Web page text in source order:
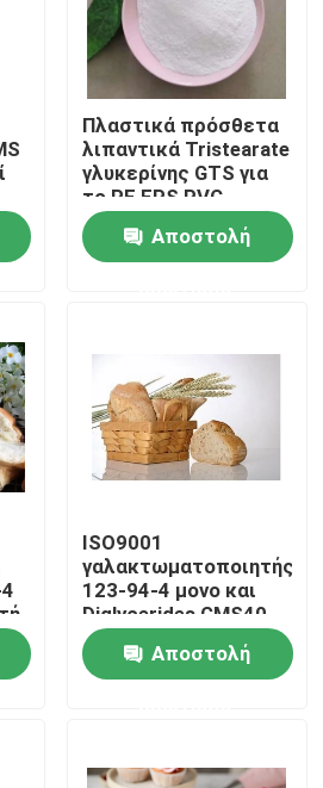
μας
Πλαστικά πρόσθετα
λιπαντικά Tristearate
γλυκερίνης GTS για
το PE EPS PVC
Αποστολή
ISO9001
γαλακτωματοποιητής
123-94-4 μονο και
Diglycerides GMS40
E471 τροφίμων
Αποστολή